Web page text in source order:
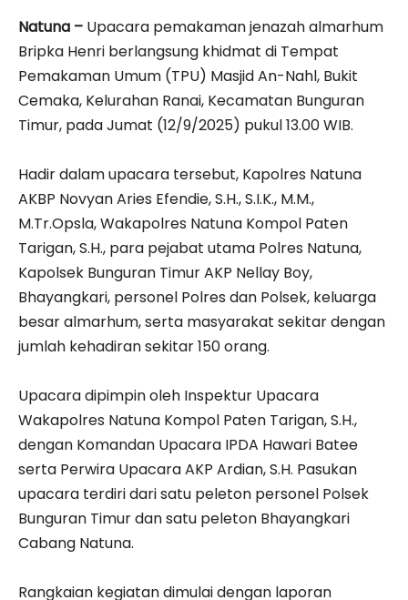
‎Natuna – Upacara pemakaman jenazah almarhum
Bripka Henri berlangsung khidmat di Tempat
Pemakaman Umum (TPU) Masjid An-Nahl, Bukit
Cemaka, Kelurahan Ranai, Kecamatan Bunguran
Timur, pada Jumat (12/9/2025) pukul 13.00 WIB.
‎Hadir dalam upacara tersebut, Kapolres Natuna
AKBP Novyan Aries Efendie, S.H., S.I.K., M.M.,
M.Tr.Opsla, Wakapolres Natuna Kompol Paten
Tarigan, S.H., para pejabat utama Polres Natuna,
Kapolsek Bunguran Timur AKP Nellay Boy,
Bhayangkari, personel Polres dan Polsek, keluarga
besar almarhum, serta masyarakat sekitar dengan
jumlah kehadiran sekitar 150 orang.
‎Upacara dipimpin oleh Inspektur Upacara
Wakapolres Natuna Kompol Paten Tarigan, S.H.,
dengan Komandan Upacara IPDA Hawari Batee
serta Perwira Upacara AKP Ardian, S.H. Pasukan
upacara terdiri dari satu peleton personel Polsek
Bunguran Timur dan satu peleton Bhayangkari
Cabang Natuna.
‎Rangkaian kegiatan dimulai dengan laporan